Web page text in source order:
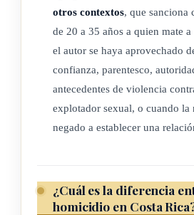
delitos se dirijan contra una mujer, en
ocasión de una relación o vínculo de
unión de hecho, noviazgo,
casual u otra análoga, aun cuando
o ruptura, siempre que la conducta no
más grave o previsto con una pena
"Femicidio en otros contextos", así
el segundo párrafo de los artículos 22
otros contextos, que sanciona
de 20 a 35 años a quien mate
el autor se haya aprovechado
confianza, parentesco,
antecedentes de violencia
explotador sexual, o cuando la
negado a establecer una
¿Cuál es la diferencia
homicidio en Costa